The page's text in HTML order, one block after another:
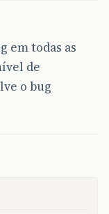
em todas as
de
o bug